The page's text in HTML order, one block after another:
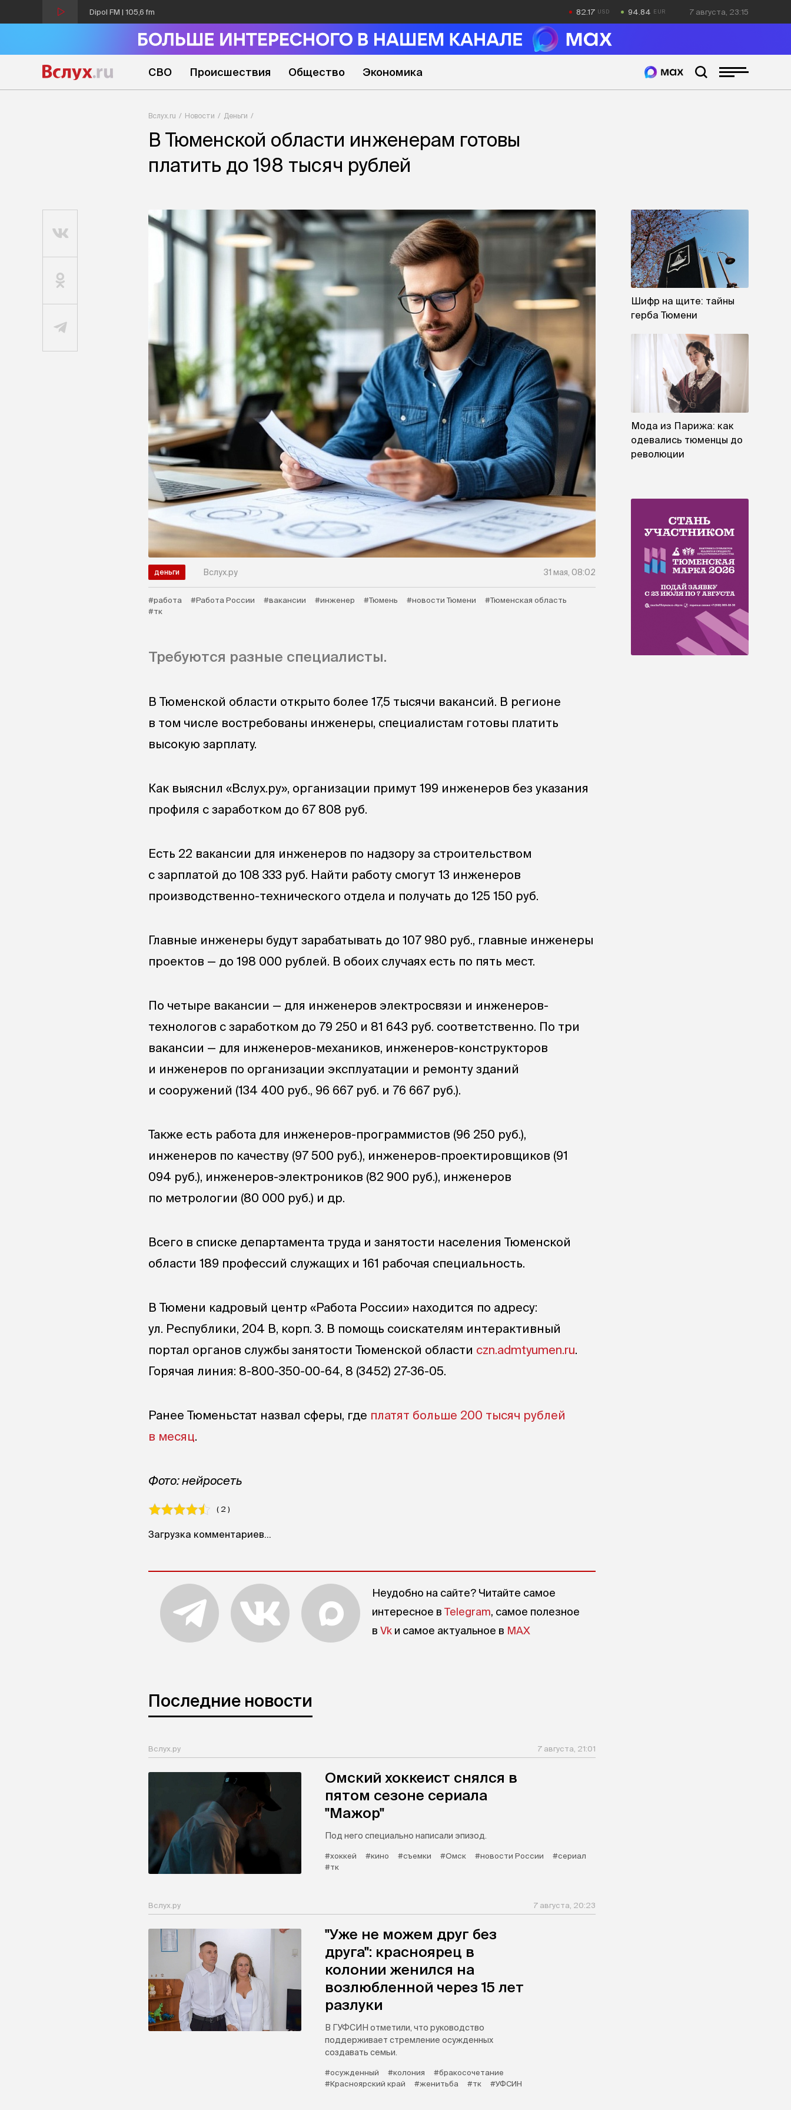
Dipol FM | 105,6 fm 82.17 94.84 7 августа, 23:15
СВО Происшествия Общество Экономика
Вслух.ru Новости Деньги
В Тюменской области инженерам готовы
платить до 198 тысяч рублей
деньги Вслух.ру 31 мая, 08:02
#работа #Работа России #вакансии #инженер #Тюмень #новости Тюмени
#Тюменская область
#тк
Требуются разные специалисты.
В Тюменской области открыто более 17,5 тысячи вакансий. В регионе
в том числе востребованы инженеры, специалистам готовы платить
высокую зарплату.
Как выяснил «Вслух.ру», организации примут 199 инженеров без указания
профиля с заработком до 67 808 руб.
Есть 22 вакансии для инженеров по надзору за строительством
с зарплатой до 108 333 руб. Найти работу смогут 13 инженеров
производственно-технического отдела и получать до 125 150 руб.
Главные инженеры будут зарабатывать до 107 980 руб., главные инженеры
проектов — до 198 000 рублей. В обоих случаях есть по пять мест.
По четыре вакансии — для инженеров электросвязи и инженеров-
технологов с заработком до 79 250 и 81 643 руб. соответственно. По три
вакансии — для инженеров-механиков, инженеров-конструкторов
и инженеров по организации эксплуатации и ремонту зданий
и сооружений (134 400 руб., 96 667 руб. и 76 667 руб.).
Также есть работа для инженеров-программистов (96 250 руб.),
инженеров по качеству (97 500 руб.), инженеров-проектировщиков (91
094 руб.), инженеров-электроников (82 900 руб.), инженеров
по метрологии (80 000 руб.) и др.
Всего в списке департамента труда и занятости населения Тюменской
области 189 профессий служащих и 161 рабочая специальность.
В Тюмени кадровый центр «Работа России» находится по адресу:
ул. Республики, 204 В, корп. 3. В помощь соискателям интерактивный
портал органов службы занятости Тюменской области czn.admtyumen.ru.
Горячая линия: 8-800-350-00-64, 8 (3452) 27-36-05.
Ранее Тюменьстат назвал сферы, где платят больше 200 тысяч рублей
в месяц.
Фото: нейросеть
( 2 )
Загрузка комментариев...
Неудобно на сайте? Читайте самое
интересное в Telegram, самое полезное
в Vk и самое актуальное в MAX
Последние новости
Вслух.ру 7 августа, 21:01
Омский хоккеист снялся в
пятом сезоне сериала
"Мажор"
Под него специально написали эпизод.
#хоккей #кино #съемки #Омск #новости России
#сериал
#тк
Вслух.ру 7 августа, 20:23
"Уже не можем друг без
друга": красноярец в
колонии женился на
возлюбленной через 15 лет
разлуки
В ГУФСИН отметили, что руководство
поддерживает стремление осужденных
создавать семьи.
#осужденный #колония
#бракосочетание
#Красноярский край
#женитьба #тк #УФСИН
Шифр на щите: тайны
герба Тюмени
Мода из Парижа: как
одевались тюменцы до
революции